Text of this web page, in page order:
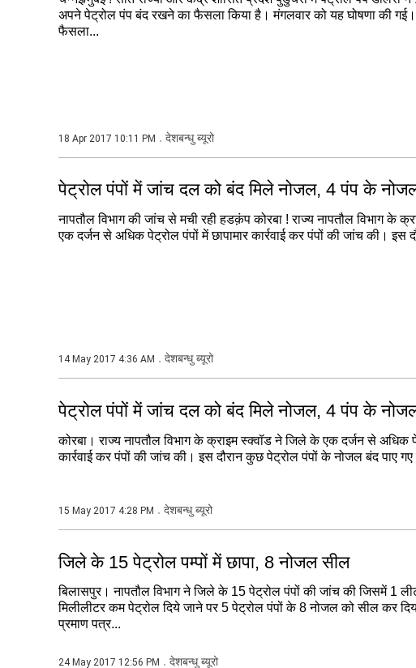
अपने पेट्रोल पंप बंद रखने का फैसला किया है। मंगलवार को यह घोषणा की
फैसला...
18 Apr 2017 10:11 PM देशबन्धु ब्यूरो
पेट्रोल पंपों में जांच दल को बंद मिले नोजल, 4 पंप के
नापतौल विभाग की जांच से मची रही हडक़ंप कोरबा ! राज्य नापतौल विभाग के
एक दर्जन से अधिक पेट्रोल पंपों में छापामार कार्रवाई कर पंपों की जांच की। इस
14 May 2017 4:36 AM देशबन्धु ब्यूरो
पेट्रोल पंपों में जांच दल को बंद मिले नोजल, 4 पंप के
कोरबा। राज्य नापतौल विभाग के क्राइम स्क्वॉड ने जिले के एक दर्जन से अधिक
कार्रवाई कर पंपों की जांच की। इस दौरान कुछ पेट्रोल पंपों के नोजल बंद पाए
15 May 2017 4:28 PM देशबन्धु ब्यूरो
जिले के 15 पेट्रोल पम्पों में छापा, 8 नोजल सील
बिलासपुर। नापतौल विभाग ने जिले के 15 पेट्रोल पंपों की जांच की जिसमें 1
मिलीलीटर कम पेट्रोल दिये जाने पर 5 पेट्रोल पंपों के 8 नोजल को सील कर
प्रमाण पत्र...
24 May 2017 12:56 PM देशबन्धु ब्यूरो